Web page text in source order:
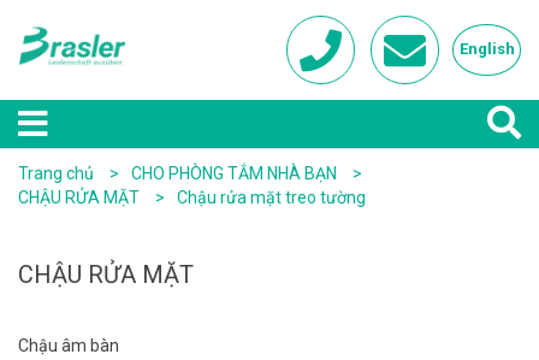
English
Trang chủ
CHO PHÒNG TẮM NHÀ BẠN
CHẬU RỬA MẶT
Chậu rửa mặt treo tường
CHẬU RỬA MẶT
Chậu âm bàn